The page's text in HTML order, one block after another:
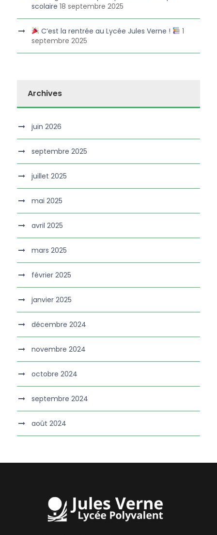
scolaire 18 septembre 2025
C’est la rentrée au Lycée Jules Verne !
1
septembre 2025
Archives
juin 2026
septembre 2025
juillet 2025
mai 2025
avril 2025
mars 2025
février 2025
janvier 2025
décembre 2024
novembre 2024
octobre 2024
septembre 2024
août 2024